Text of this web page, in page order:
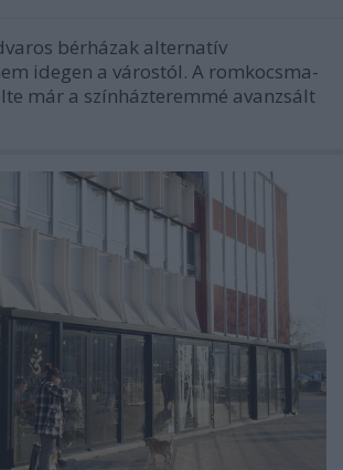
bérházak alternatív
idegen a várostól. A romkocsma-
már a színházteremmé avanzsált